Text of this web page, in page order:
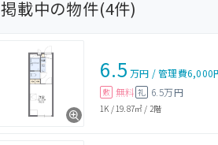
掲載中の物件(4件)
6.5 万円 /管理費6,000
敷 無料 礼 6.5万円
1K / 19.87㎡ / 2階